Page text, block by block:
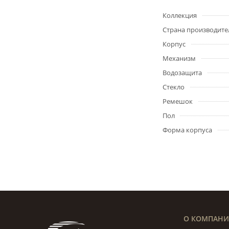
Коллекция
Страна
Корпус
Механизм
Водозащита
Стекло
Ремешок
Пол
Форма корпуса
О